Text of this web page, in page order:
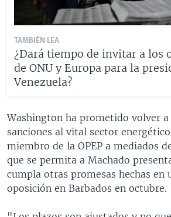
TAMBIÉN LEA
¿Dará tiempo de invitar a los
de ONU y Europa para la
Venezuela?
Washington ha prometido volver
sanciones al vital sector
miembro de la OPEP a mediados
que se permita a Machado
cumpla otras promesas hechas en
oposición en Barbados en octubre.